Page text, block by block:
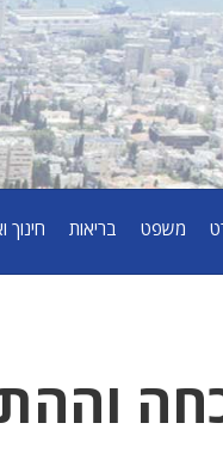
משפט בריאות חינוך